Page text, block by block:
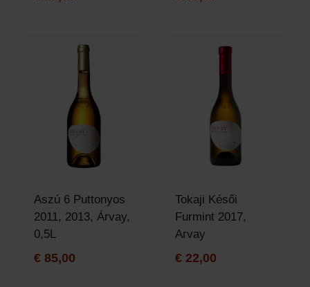
Aszú 6 Puttonyos
2011, 2013, Árvay,
0,5L
€85,00
Tokaji Késői
Furmint 2017,
Arvay
€22,00